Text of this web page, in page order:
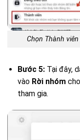
Chọn Thành
Bước 5:Tại đây,
vào Rời nhómcho
tham gia.